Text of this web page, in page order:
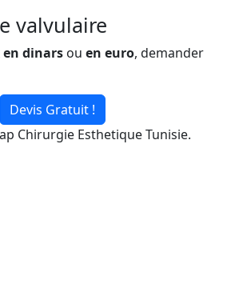
valvulaire
en dinars ou en euro, demander
Devis Gratuit !
Chirurgie Esthetique Tunisie.